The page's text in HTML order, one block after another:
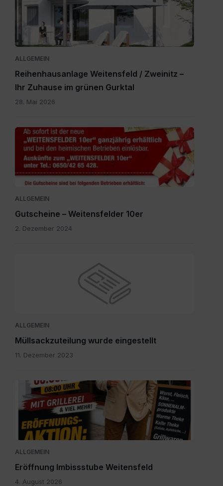
Zweinitz_20260528.pdf
ALLGEMEIN
Reihenhausanlage Weitensfeld / Zweinitz –
Ihr Zuhause im grünen Gurktal
28. Mai 2026
Gutscheine.pdf
ALLGEMEIN
Gutscheine – Weitensfelder 10er
2. Dezember 2024
ALLGEMEIN
Müllsackzuteilung wurde eingestellt
11. Dezember 2023
IMG-
20260804-
WA0003.jpg
ALLGEMEIN
Eröffnung Imbissstube Weitensfeld
4. August 2026